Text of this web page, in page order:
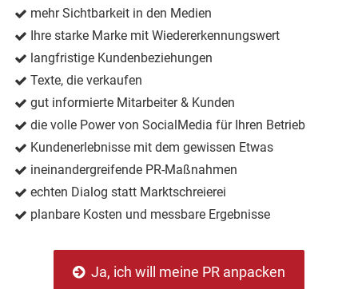
mehr Sichtbarkeit in den Medien
Ihre starke Marke mit Wiedererkennungswert
langfristige Kundenbeziehungen
Texte, die verkaufen
gut informierte Mitarbeiter & Kunden
die volle Power von SocialMedia für Ihren Betrieb
Kundenerlebnisse mit dem gewissen Etwas
ineinandergreifende PR-Maßnahmen
echten Dialog statt Marktschreierei
planbare Kosten und messbare Ergebnisse
Ja, ich will meine PR anpacken